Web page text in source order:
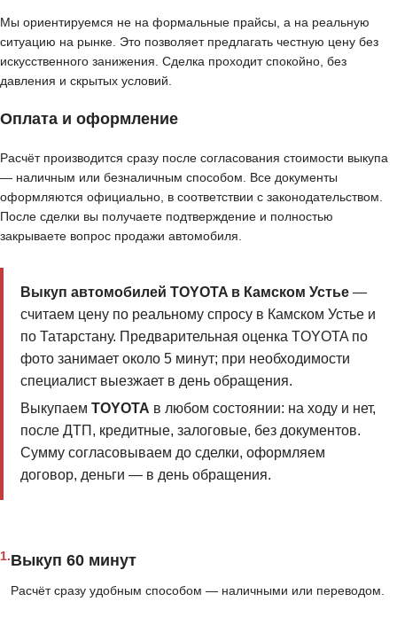
Мы ориентируемся не на формальные прайсы, а на реальную
ситуацию на рынке. Это позволяет предлагать честную цену без
искусственного занижения. Сделка проходит спокойно, без
давления и скрытых условий.
Оплата и оформление
Расчёт производится сразу после согласования стоимости выкупа
— наличным или безналичным способом. Все документы
оформляются официально, в соответствии с законодательством.
После сделки вы получаете подтверждение и полностью
закрываете вопрос продажи автомобиля.
Выкуп автомобилей TOYOTA в Камском Устье—
считаем цену по реальному спросу в Камском Устье и
по Татарстану. Предварительная оценка TOYOTA по
фото занимает около 5 минут; при необходимости
специалист выезжает в день обращения.
Выкупаем TOYOTA в любом состоянии: на ходу и нет,
после ДТП, кредитные, залоговые, без документов.
Сумму согласовываем до сделки, оформляем
договор, деньги — в день обращения.
1.Выкуп 60 минут
Расчёт сразу удобным способом — наличными или переводом.